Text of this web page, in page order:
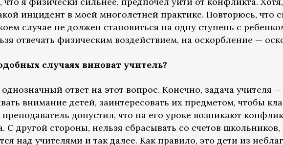
инцидент в моей многолетней практике. Повторюсь, что
случае не должен становиться на одну ступень с
отвечать физическим воздействием, на оскорбление —
случаях виноват учитель?
ответ на этот вопрос. Конечно, задача учителя
внимание детей, заинтересовать их предметом, чтобы
допустил, что на его уроке возникают
С другой стороны, нельзя сбрасывать со счетов
над учителями и так далее. Как правило, это дети из